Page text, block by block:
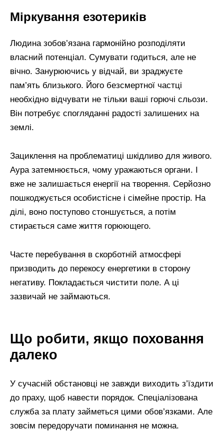
Міркування езотериків
Людина зобов’язана гармонійно розподіляти
власний потенціал. Сумувати годиться, але не
вічно. Занурюючись у відчай, ви зраджуєте
пам’ять близького. Його безсмертної частці
необхідно відчувати не тільки ваші горючі сльози.
Він потребує спогляданні радості залишених на
землі.
Зациклення на проблематиці шкідливо для живого.
Аура затемнюється, чому уражаються органи. І
вже не залишається енергії на творення. Серйозно
пошкоджується особистісне і сімейне простір. На
ділі, воно поступово стоншується, а потім
стирається саме життя горюющего.
Часте перебування в скорботній атмосфері
призводить до перекосу енергетики в сторону
негативу. Покладається чистити поле. А ці
зазвичай не займаються.
Що робити, якщо поховання
далеко
У сучасній обстановці не завжди виходить з’їздити
до праху, щоб навести порядок. Спеціалізована
служба за плату займеться цими обов’язками. Але
зовсім передоручати поминання не можна.